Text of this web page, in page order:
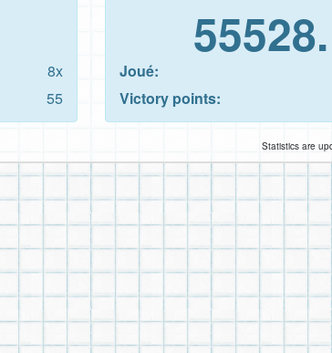
8x
55
55528.
Joué:
Victory points:
Statistics are